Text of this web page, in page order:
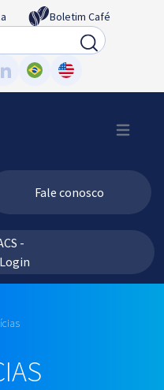
Boletim Café
Fale conosco
-